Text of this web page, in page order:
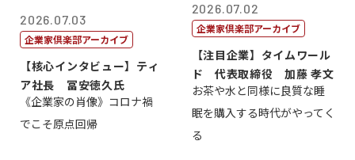
2026.07.03
企業家倶楽部アーカイブ
【核心インタビュー】ティ
ア社長 冨安徳久氏
《企業家の肖像》コロナ禍
でこそ原点回帰
2026.07.02
企業家倶楽部アーカイブ
【注目企業】タイムワール
ド 代表取締役 加藤 孝文
お茶や水と同様に良質な睡
眠を購入する時代がやってく
る